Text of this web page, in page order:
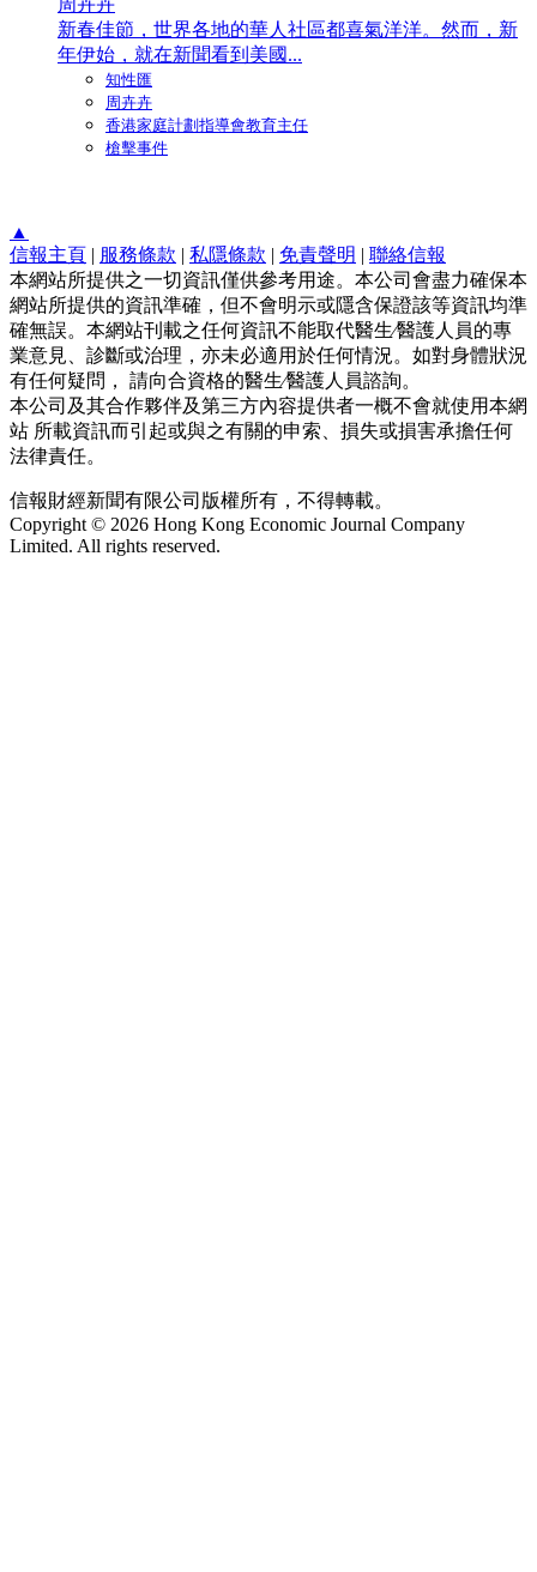
新春佳節，世界各地的華人社區都喜氣洋洋。然而，新
年伊始，就在新聞看到美國...
知性匯
周卉卉
香港家庭計劃指導會教育主任
槍擊事件
▲
信報主頁 | 服務條款 | 私隱條款 | 免責聲明 | 聯絡信報
本網站所提供之一切資訊僅供參考用途。本公司會盡力確保本
網站所提供的資訊準確，但不會明示或隱含保證該等資訊均準
確無誤。本網站刊載之任何資訊不能取代醫生∕醫護人員的專
業意見、診斷或治理，亦未必適用於任何情況。如對身體狀況
有任何疑問， 請向合資格的醫生∕醫護人員諮詢。
本公司及其合作夥伴及第三方內容提供者一概不會就使用本網
站 所載資訊而引起或與之有關的申索、損失或損害承擔任何
法律責任。
信報財經新聞有限公司版權所有，不得轉載。
Copyright © 2026 Hong Kong Economic Journal Company
Limited. All rights reserved.